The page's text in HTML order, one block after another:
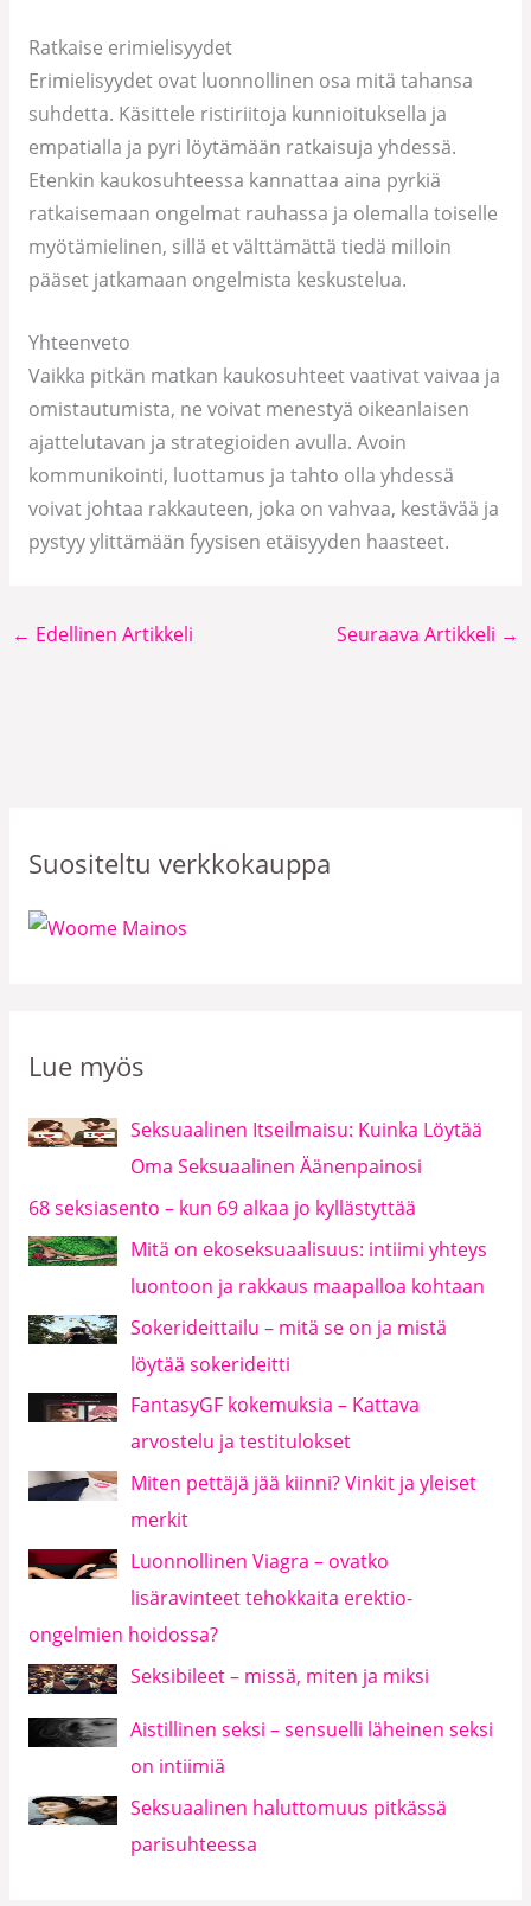
Ratkaise erimielisyydet
Erimielisyydet ovat luonnollinen osa mitä tahansa
suhdetta. Käsittele ristiriitoja kunnioituksella ja
empatialla ja pyri löytämään ratkaisuja yhdessä.
Etenkin kaukosuhteessa kannattaa aina pyrkiä
ratkaisemaan ongelmat rauhassa ja olemalla toiselle
myötämielinen, sillä et välttämättä tiedä milloin
pääset jatkamaan ongelmista keskustelua.
Yhteenveto
Vaikka pitkän matkan kaukosuhteet vaativat vaivaa ja
omistautumista, ne voivat menestyä oikeanlaisen
ajattelutavan ja strategioiden avulla. Avoin
kommunikointi, luottamus ja tahto olla yhdessä
voivat johtaa rakkauteen, joka on vahvaa, kestävää ja
pystyy ylittämään fyysisen etäisyyden haasteet.
← Edellinen Artikkeli Seuraava Artikkeli →
Suositeltu verkkokauppa
Lue myös
Seksuaalinen Itseilmaisu: Kuinka Löytää
Oma Seksuaalinen Äänenpainosi
68 seksiasento – kun 69 alkaa jo kyllästyttää
Mitä on ekoseksuaalisuus: intiimi yhteys
luontoon ja rakkaus maapalloa kohtaan
Sokerideittailu – mitä se on ja mistä
löytää sokerideitti
FantasyGF kokemuksia – Kattava
arvostelu ja testitulokset
Miten pettäjä jää kiinni? Vinkit ja yleiset
merkit
Luonnollinen Viagra – ovatko
lisäravinteet tehokkaita erektio-
ongelmien hoidossa?
Seksibileet – missä, miten ja miksi
Aistillinen seksi – sensuelli läheinen seksi
on intiimiä
Seksuaalinen haluttomuus pitkässä
parisuhteessa